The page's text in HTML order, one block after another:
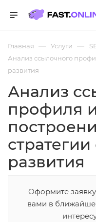
Главная — Услуги —
Анализ ссылочного
развития
Анализ
профиля
стратегии
развития
Оформите
вами в